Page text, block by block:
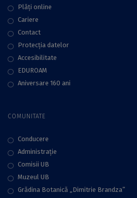
Plăţi online
Cariere
Contact
Protecţia datelor
Accesibilitate
EDUROAM
Aniversare 160 ani
COMUNITATE
Conducere
Administraţie
Comisii UB
Muzeul UB
Grădina Botanică „Dimitrie Brandza”